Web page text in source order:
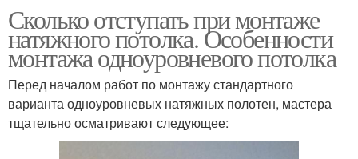
Сколько отступать при монтаже
натяжного потолка. Особенности
монтажа одноуровневого потолка
Перед началом работ по монтажу стандартного
варианта одноуровневых натяжных полотен, мастера
тщательно осматривают следующее: